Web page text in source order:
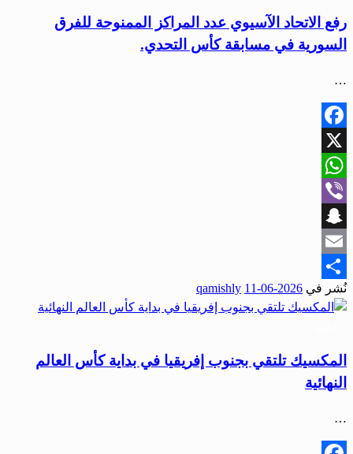
رفع الاتحاد الآسيوي عدد المراكز الممنوحة للفرق
السورية في مسابقة كأس التحدي.
…
Facebook
X
WhatsApp
Viber
Snapchat
Email
Share
نُشر في 2026-06-11
qamishly
المكسيك تلتقي بجنوب إفريقيا في بداية كأس العالم
النهائية
…